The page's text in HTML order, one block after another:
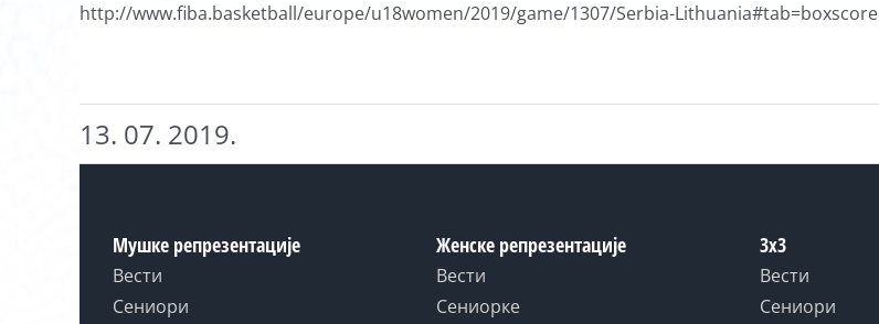
http://www.fiba.basketball/europe/u18women/2019/game/1307/Serbia-Lithuania#tab=boxscore
13. 07. 2019.
Мушке репрезентације
Вести
Сениори
Женске репрезентације
Вести
Сениорке
3x3
Вести
Сениори